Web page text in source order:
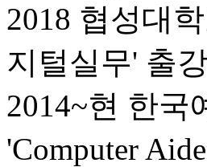
2018 협성대
지털실무' 출강
2014~현 한국
'Computer